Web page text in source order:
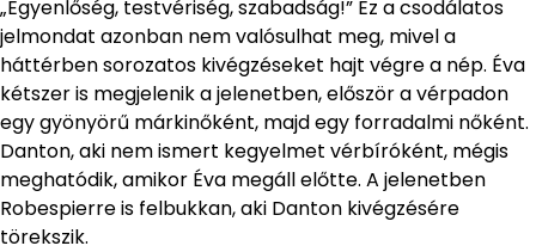
„Egyenlőség, testvériség, szabadság!” Ez a csodálatos
jelmondat azonban nem valósulhat meg, mivel a
háttérben sorozatos kivégzéseket hajt végre a nép. Éva
kétszer is megjelenik a jelenetben, először a vérpadon
egy gyönyörű márkinőként, majd egy forradalmi nőként.
Danton, aki nem ismert kegyelmet vérbíróként, mégis
meghatódik, amikor Éva megáll előtte. A jelenetben
Robespierre is felbukkan, aki Danton kivégzésére
törekszik.